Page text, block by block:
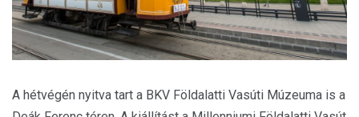
A hétvégén nyitva tart a BKV Földalatti Vasúti Múzeuma is a